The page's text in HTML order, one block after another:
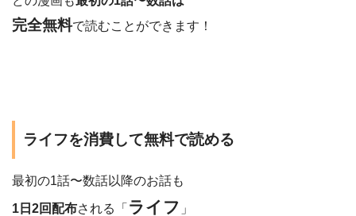
完全無料で読むことができます！
ライフを消費して無料で読める
最初の1話〜数話以降のお話も
1日2回配布される「 ライフ 」